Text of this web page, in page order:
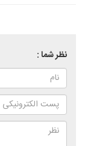
نظر شما :